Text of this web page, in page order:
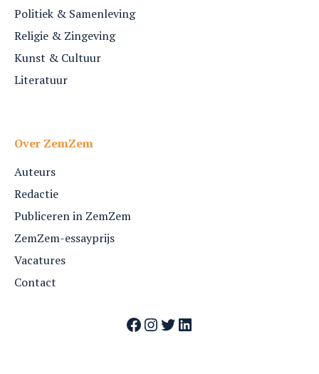
Politiek & Samenleving
Religie & Zingeving
Kunst & Cultuur
Literatuur
Over ZemZem
Auteurs
Redactie
Publiceren in ZemZem
ZemZem-essayprijs
Vacatures
Contact
Facebook
Instagram
Twitter
LinkedIn